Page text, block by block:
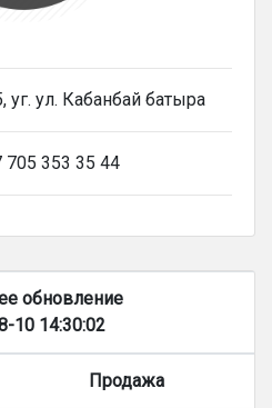
уг. ул. Кабанбай батыра
705 353 35 44
обновление
10 14:30:02
Продажа